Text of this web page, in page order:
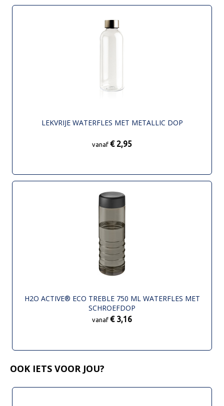
LEKVRIJE WATERFLES MET METALLIC DOP
vanaf € 2,95
H2O ACTIVE® ECO TREBLE 750 ML WATERFLES MET
SCHROEFDOP
vanaf € 3,16
OOK IETS VOOR JOU?